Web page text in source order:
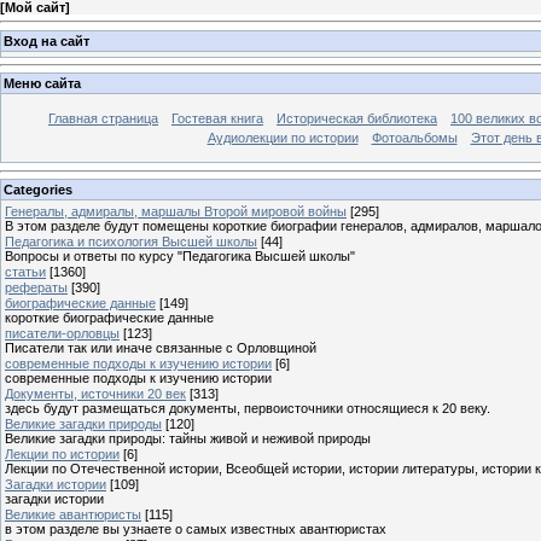
[Мой сайт]
Вход на сайт
Меню сайта
Главная страница Гостевая книга Историческая библиотека
100 великих
Аудиолекции по истории
Фотоальбомы Этот день
Categories
Генералы, адмиралы, маршалы Второй мировой войны [295]
В этом разделе будут помещены короткие биографии генералов, адмиралов,
Педагогика и психология Высшей школы [44]
Вопросы и ответы по курсу "Педагогика Высшей школы"
статьи [1360]
рефераты [390]
биографические данные [149]
короткие биографические данные
писатели-орловцы [123]
Писатели так или иначе связанные с Орловщиной
современные подходы к изучению истории [6]
современные подходы к изучению истории
Документы, источники 20 век [313]
здесь будут размещаться документы, первоисточники относящиеся к 20 веку.
Великие загадки природы [120]
Великие загадки природы: тайны живой и неживой природы
Лекции по истории [6]
Лекции по Отечественной истории, Всеобщей истории, истории литературы, истории
Загадки истории [109]
загадки истории
Великие авантюристы [115]
в этом разделе вы узнаете о самых известных авантюристах